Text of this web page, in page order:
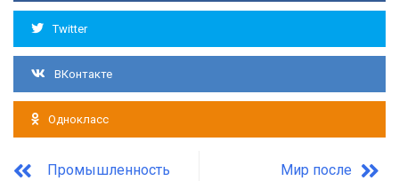
Twitter
ВКонтакте
Однокласс
Промышленность
Мир после